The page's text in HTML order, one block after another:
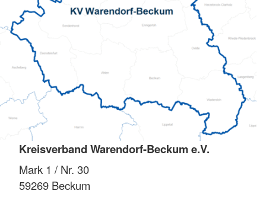
Kreisverband Warendorf-Beckum e.V.
Mark 1 / Nr. 30
59269 Beckum